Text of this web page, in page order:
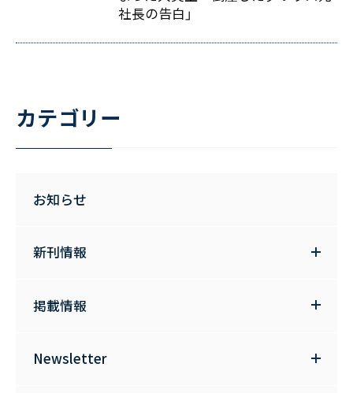
社長の告白」
カテゴリー
お知らせ
新刊情報
掲載情報
Newsletter